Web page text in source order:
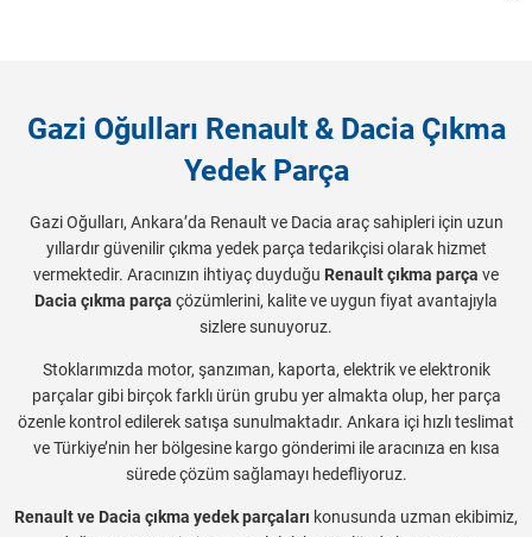
Gazi Oğulları Renault & Dacia Çıkma
Yedek Parça
Gazi Oğulları, Ankara’da Renault ve Dacia araç sahipleri için uzun
yıllardır güvenilir çıkma yedek parça tedarikçisi olarak hizmet
vermektedir. Aracınızın ihtiyaç duyduğu Renault çıkma parça ve
Dacia çıkma parça çözümlerini, kalite ve uygun fiyat avantajıyla
sizlere sunuyoruz.
Stoklarımızda motor, şanzıman, kaporta, elektrik ve elektronik
parçalar gibi birçok farklı ürün grubu yer almakta olup, her parça
özenle kontrol edilerek satışa sunulmaktadır. Ankara içi hızlı teslimat
ve Türkiye’nin her bölgesine kargo gönderimi ile aracınıza en kısa
sürede çözüm sağlamayı hedefliyoruz.
Renault ve Dacia çıkma yedek parçaları konusunda uzman ekibimiz,